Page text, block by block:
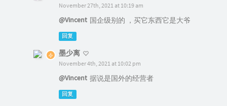
November 27th, 2021 at 10:19 am
@Vincent 国企级别的 ，买它东西它是大爷
回复
墨少离
November 4th, 2021 at 10:02 pm
@Vincent 据说是国外的经营者
回复